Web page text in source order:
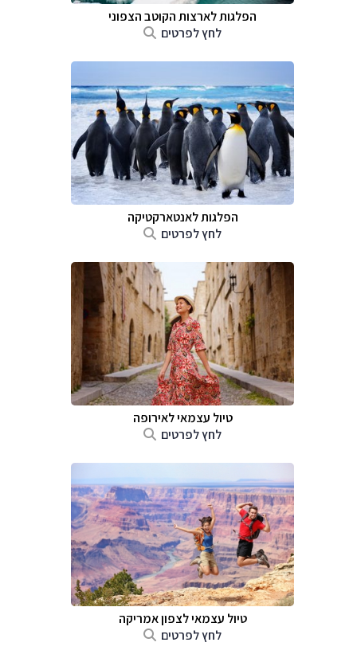
הפלגות לארצות הקוטב הצפוני
לחץ לפרטים
הפלגות לאנטארקטיקה
לחץ לפרטים
טיול עצמאי לאירופה
לחץ לפרטים
טיול עצמאי לצפון אמריקה
לחץ לפרטים